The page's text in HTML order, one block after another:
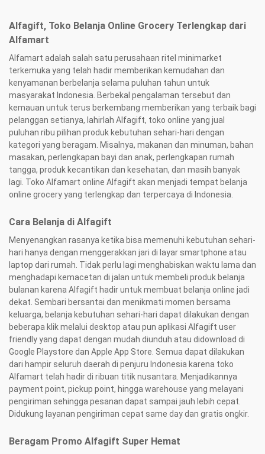
beserta sachetnya ke wadah yang bersih, kering, dan tertutup
rapat, simpan di tempat yang sejuk dan kering. Habiskan dalam
waktu 3 minggu. No. Sertifikasi Halal: ID00410000234940322 No.
BPOM: MD 205013153007
Alfagift, Toko Belanja Online Grocery Terlengkap dari
Alfamart
Alfamart adalah salah satu perusahaan ritel minimarket
terkemuka yang telah hadir memberikan kemudahan dan
kenyamanan berbelanja selama puluhan tahun untuk
masyarakat Indonesia. Berbekal pengalaman tersebut dan
kemauan untuk terus berkembang memberikan yang terbaik bagi
pelanggan setianya, lahirlah Alfagift, toko online yang jual
puluhan ribu pilihan produk kebutuhan sehari-hari dengan
kategori yang beragam. Misalnya, makanan dan minuman, bahan
masakan, perlengkapan bayi dan anak, perlengkapan rumah
tangga, produk kecantikan dan kesehatan, dan masih banyak
lagi. Toko Alfamart online Alfagift akan menjadi tempat belanja
online grocery yang terlengkap dan terpercaya di Indonesia.
Cara Belanja di Alfagift
Menyenangkan rasanya ketika bisa memenuhi kebutuhan sehari-
hari hanya dengan menggerakkan jari di layar smartphone atau
laptop dari rumah. Tidak perlu lagi menghabiskan waktu lama dan
menghadapi kemacetan di jalan untuk membeli produk belanja
bulanan karena Alfagift hadir untuk membuat belanja online jadi
dekat. Sembari bersantai dan menikmati momen bersama
keluarga, belanja kebutuhan sehari-hari dapat dilakukan dengan
beberapa klik melalui desktop atau pun aplikasi Alfagift user
friendly yang dapat dengan mudah diunduh atau didownload di
Google Playstore dan Apple App Store. Semua dapat dilakukan
dari hampir seluruh daerah di penjuru Indonesia karena toko
Alfamart telah hadir di ribuan titik nusantara. Menjadikannya
payment point, pickup point, hingga warehouse yang melayani
pengiriman sehingga pesanan dapat sampai jauh lebih cepat.
Didukung layanan pengiriman cepat same day dan gratis ongkir.
Beragam Promo Alfagift Super Hemat